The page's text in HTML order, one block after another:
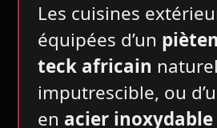
Les cuisines
équipées d’un
teck africain
imputrescible, ou
en acier inoxydable